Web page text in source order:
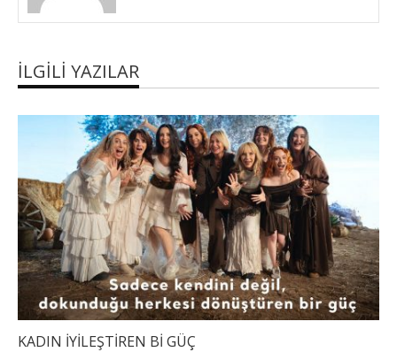
İLGILI YAZILAR
KADIN İYİLEŞTİREN Bİ GÜÇ